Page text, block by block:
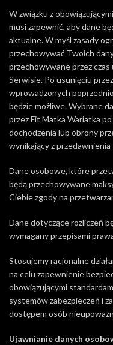
W związku z
musi zapewnić, aby dane
aktualne. W myśl zasady
przechowywać Twoich
przechowywane przez
Serwisie. Po usunięciu
wprowadzonych
będzie możliwe. Wybrane
przez Fit Matka Wariatka
dochodzenia lub obrony
wynikający z
Dane osobowe, które
będą przechowywane
Ciebie zgody na
Dane dotyczące rozliczeń
wymagany przepisami
Stosujemy racjonalne
na celu zapewnienie
obowiązującymi
systemów zabezpieczeń i
dostępem osób
Ujawnianie danych